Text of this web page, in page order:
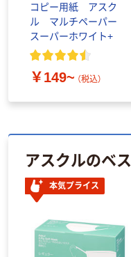
コピー用紙 アスク
ル マルチペーパー
スーパーホワイト+
￥149~ （税込）
アスクルのベ
本気プライス